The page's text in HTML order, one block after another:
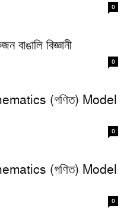
0
বিজ্ঞানী
0
(গণিত) Model
0
(গণিত) Model
0